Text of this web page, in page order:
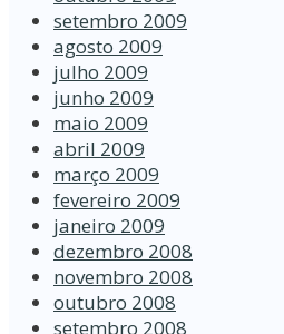
setembro 2009
agosto 2009
julho 2009
junho 2009
maio 2009
abril 2009
março 2009
fevereiro 2009
janeiro 2009
dezembro 2008
novembro 2008
outubro 2008
setembro 2008